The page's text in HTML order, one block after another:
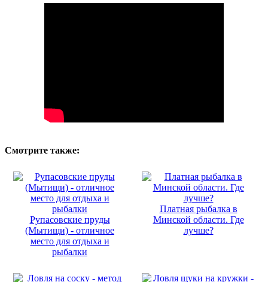
Смотрите также:
Рупасовские пруды
(Мытищи) - отличное
место для отдыха и
рыбалки
Платная рыбалка в
Минской области. Где
лучше?